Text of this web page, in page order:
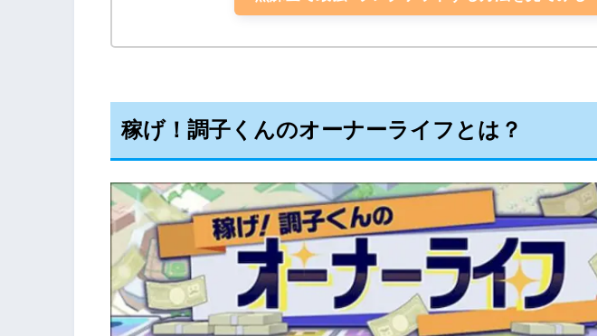
稼げ！調子くんのオーナーライフとは？